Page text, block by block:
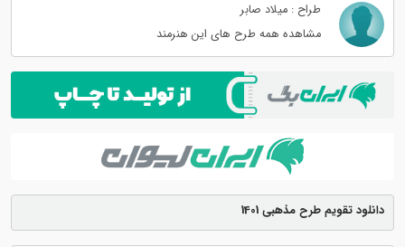
دانلود تقویم طرح مذهبی 1401
طراح : میلاد صابر
مشاهده همه طرح های این هنرمند